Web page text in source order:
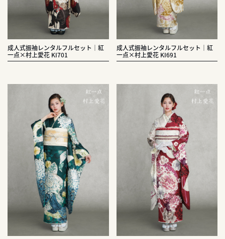
成人式振袖レンタルフルセット｜紅
一点×村上愛花 KI701
成人式振袖レンタルフルセット｜紅
一点×村上愛花 KI691